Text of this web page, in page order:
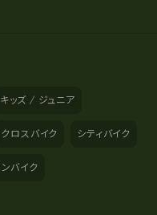
キッズ / ジュニア
クロスバイク シティバイク
バイク